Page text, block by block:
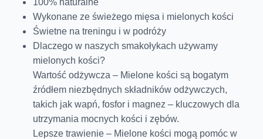
100% naturalne
Wykonane ze świeżego mięsa i mielonych kości
Świetne na treningu i w podróży
Dlaczego w naszych smakołykach używamy
mielonych kości?
Wartość odżywcza – Mielone kości są bogatym
źródłem niezbędnych składników odżywczych,
takich jak wapń, fosfor i magnez – kluczowych dla
utrzymania mocnych kości i zębów.
Lepsze trawienie – Mielone kości mogą pomóc w